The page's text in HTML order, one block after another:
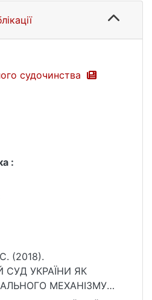
судочинства
:
(2018).
СУД УКРАЇНИ ЯК
МЕХАНІЗМУ